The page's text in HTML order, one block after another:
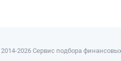
2026 Сервис подбора